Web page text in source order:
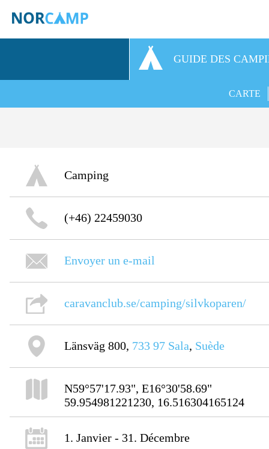
GUIDE DES
CARTE
Camping
(+46) 22459030
Envoyer un e-mail
caravanclub.se/camping/silvkoparen/
Länsväg 800, 733 97 Sala, Suède
N59°57'17.93", E16°30'58.69"
59.954981221230, 16.516304165124
1. Janvier - 31. Décembre